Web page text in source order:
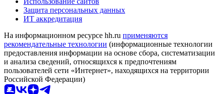
Защита персональных данных
ИТ аккредитация
На информационном ресурсе hh.ru применяются
рекомендательные технологии (информационные технологии
предоставления информации на основе сбора, систематизации
и анализа сведений, относящихся к предпочтениям
пользователей сети «Интернет», находящихся на территории
Российской Федерации)